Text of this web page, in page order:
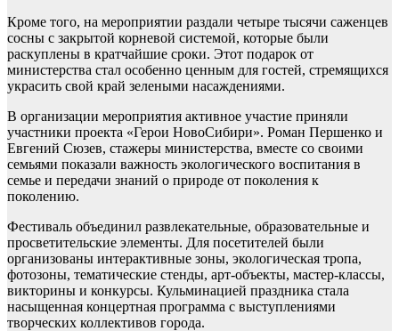
Кроме того, на мероприятии раздали четыре тысячи саженцев
сосны с закрытой корневой системой, которые были
раскуплены в кратчайшие сроки. Этот подарок от
министерства стал особенно ценным для гостей, стремящихся
украсить свой край зелеными насаждениями.
В организации мероприятия активное участие приняли
участники проекта «Герои НовоСибири». Роман Першенко и
Евгений Сюзев, стажеры министерства, вместе со своими
семьями показали важность экологического воспитания в
семье и передачи знаний о природе от поколения к
поколению.
Фестиваль объединил развлекательные, образовательные и
просветительские элементы. Для посетителей были
организованы интерактивные зоны, экологическая тропа,
фотозоны, тематические стенды, арт-объекты, мастер-классы,
викторины и конкурсы. Кульминацией праздника стала
насыщенная концертная программа с выступлениями
творческих коллективов города.